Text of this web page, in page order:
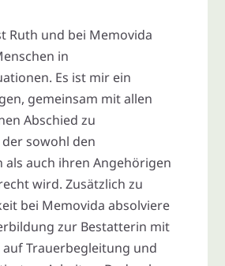
Ruth und bei Memovida
in
Es ist mir ein
gemeinsam mit allen
Abschied zu
sowohl den
als auch ihren Angehörigen
wird. Zusätzlich zu
bei Memovida absolviere
zur Bestatterin mit
Trauerbegleitung und